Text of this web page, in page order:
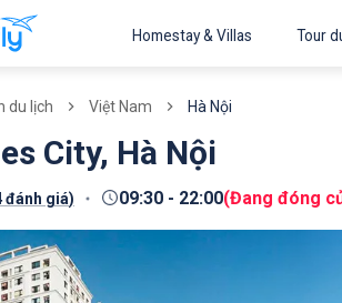
Homestay & Villas Tour
du lịch Việt Nam Hà Nội
City, Hà Nội
đánh giá) 09:30 - 22:00(Đang đóng